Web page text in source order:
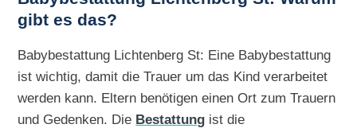
gibt es das?
Babybestattung Lichtenberg St: Eine Babybestattung
ist wichtig, damit die Trauer um das Kind verarbeitet
werden kann. Eltern benötigen einen Ort zum Trauern
und Gedenken. Die Bestattung ist die